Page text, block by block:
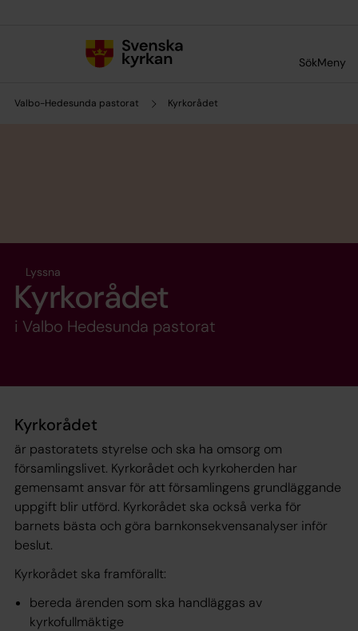
SökMeny
Valbo-Hedesunda pastorat Kyrkorådet
Lyssna
Kyrkorådet
i Valbo Hedesunda pastorat
Kyrkorådet
är pastoratets styrelse och ska ha omsorg om
församlingslivet. Kyrkorådet och kyrkoherden har
gemensamt ansvar för att församlingens grundläggande
uppgift blir utförd. Kyrkorådet ska också verka för
barnets bästa och göra barnkonsekvensanalyser inför
beslut.
Kyrkorådet ska framförallt:
bereda ärenden som ska handläggas av
kyrkofullmäktige